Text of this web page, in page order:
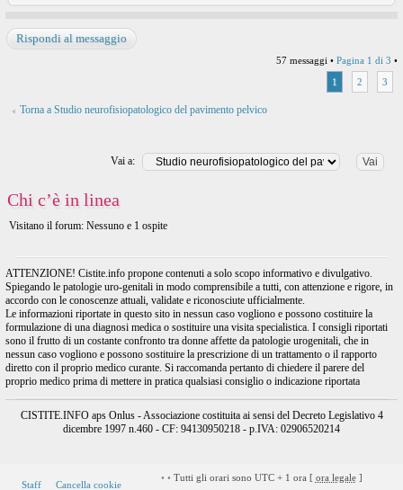
Rispondi al messaggio
57 messaggi • Pagina 1 di 3 •
1
2 3
Torna a Studio neurofisiopatologico del pavimento pelvico
Vai a:
Chi c’è in linea
Visitano il forum: Nessuno e 1 ospite
ATTENZIONE! Cistite.info propone contenuti a solo scopo informativo e divulgativo.
Spiegando le patologie uro-genitali in modo comprensibile a tutti, con attenzione e rigore, in
accordo con le conoscenze attuali, validate e riconosciute ufficialmente.
Le informazioni riportate in questo sito in nessun caso vogliono e possono costituire la
formulazione di una diagnosi medica o sostituire una visita specialistica. I consigli riportati
sono il frutto di un costante confronto tra donne affette da patologie urogenitali, che in
nessun caso vogliono e possono sostituire la prescrizione di un trattamento o il rapporto
diretto con il proprio medico curante. Si raccomanda pertanto di chiedere il parere del
proprio medico prima di mettere in pratica qualsiasi consiglio o indicazione riportata
CISTITE.INFO aps Onlus - Associazione costituita ai sensi del Decreto Legislativo 4
dicembre 1997 n.460 - CF: 94130950218 - p.IVA: 02906520214
Staff
•
Cancella cookie
• Tutti gli orari sono UTC + 1 ora [ ora legale]